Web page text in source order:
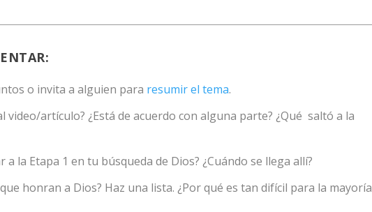
o invita a alguien para resumir el tema.
video/artículo? ¿Está de acuerdo con alguna parte? ¿Qué saltó a la
a la Etapa 1 en tu búsqueda de Dios? ¿Cuándo se llega allí?
honran a Dios? Haz una lista. ¿Por qué es tan difícil para la mayoría